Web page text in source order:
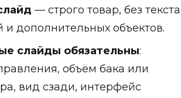
— строго товар, без
и дополнительных объектов.
слайды обязательны:
объём бака или
вид сзади, интерфейс